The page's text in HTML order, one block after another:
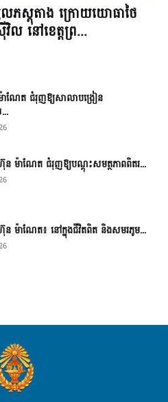
លភស្តុតាង ក្រោយយោធាថៃ
ល នៅខេត្តព្រ...
ណែត ជំរុញឱ្យសាលាបង្រៀន
ម៉ាណែត ជំរុញឱ្យបណ្តុះសមត្ថភាពពិតរ...
ន ម៉ាណែត៖ នៅក្នុងជីវិតពិត និងសមរភូម...